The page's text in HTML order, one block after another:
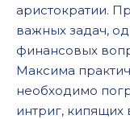
аристократии.
важных задач,
финансовых
Максима
необходимо
интриг,